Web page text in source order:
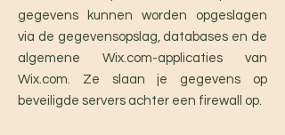
gegevens kunnen worden opgeslagen
via de gegevensopslag, databases en de
algemene Wix.com-applicaties van
Wix.com. Ze slaan je gegevens op
beveiligde servers achter een firewall op.